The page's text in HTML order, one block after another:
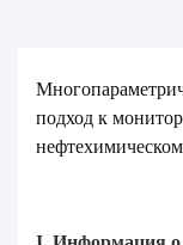
подход к